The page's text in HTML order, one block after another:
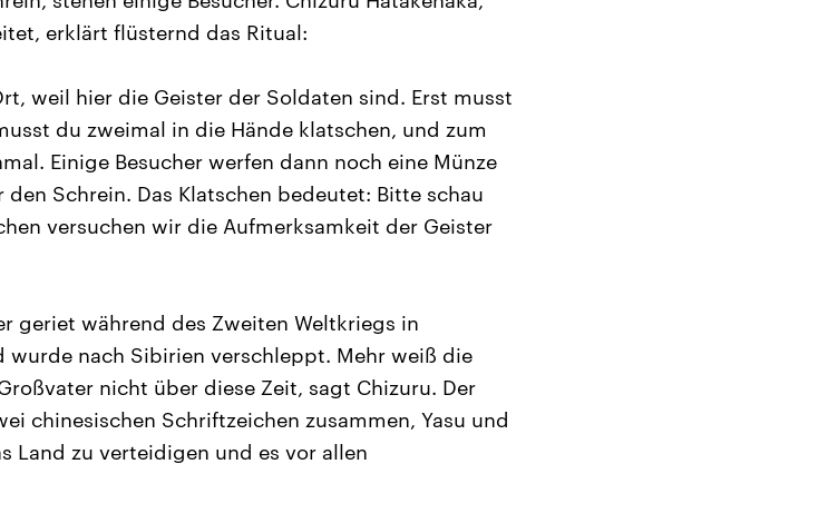
erklärt flüsternd das Ritual:
weil hier die Geister der Soldaten sind. Erst musst
du zweimal in die Hände klatschen, und zum
Einige Besucher werfen dann noch eine Münze
Schrein. Das Klatschen bedeutet: Bitte schau
versuchen wir die Aufmerksamkeit der Geister
geriet während des Zweiten Weltkriegs in
wurde nach Sibirien verschleppt. Mehr weiß die
nicht über diese Zeit, sagt Chizuru. Der
chinesischen Schriftzeichen zusammen, Yasu und
Land zu verteidigen und es vor allen